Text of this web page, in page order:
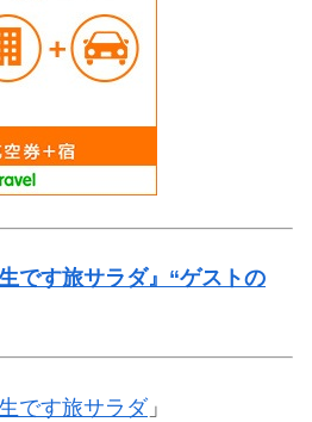
です旅サラダ』“ゲストの
です旅サラダ 」